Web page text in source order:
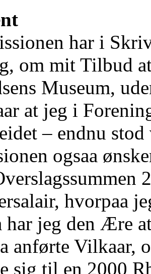
har i
om mit Tilbud
Museum,
at jeg i
– endnu
ogsaa
hvorpaa
har jeg den Ære
anførte Vilkaar,
sig til en 2000